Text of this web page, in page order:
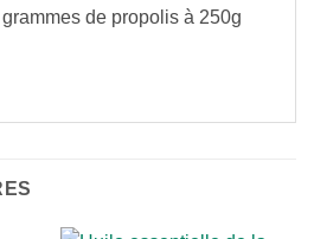
de propolis à 250g